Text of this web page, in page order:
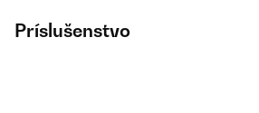
Príslušenstvo